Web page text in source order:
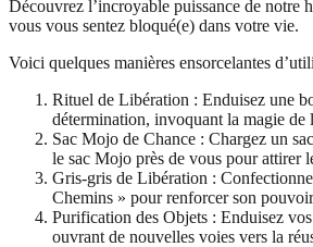
Découvrez l’incroyable puissance de notre
vous vous sentez bloqué(e) dans votre vie.
Voici quelques manières ensorcelantes
Rituel de Libération : Enduisez une
détermination, invoquant la magie de
Sac Mojo de Chance : Chargez un
le sac Mojo près de vous pour attirer
Gris-gris de Libération :
Chemins » pour renforcer son
Purification des Objets : Enduisez
ouvrant de nouvelles voies vers la